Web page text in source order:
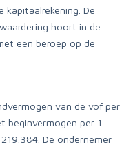
kapitaalrekening. De
hoort in de
een beroep op de
van de vof per
beginvermogen per 1
De ondernemer